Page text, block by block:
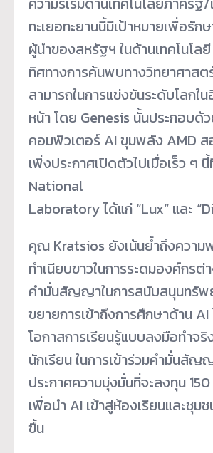
ทะเยอทะยานนี้มีเป้าหมายเพื่อรัก
ผู้นำของสหรัฐฯ ในด้านเทคโนโล
ทิศทางการค้นพบทางวิทยาศาสต
สามารถในการแข่งขันระดับโลกใ
หน้า โดย Genesis นั้นประกอบด้
คอมพิวเตอร์ AI ขุมพลัง AMD ส
เพิ่งประกาศเปิดตัวไปเมื่อเร็ว ๆ
National
Laboratory ได้แก่ “Lux” และ
คุณ Kratsios ยังเน้นย้ำถึงความ
ทำเนียบขาวในการระดมองค์กรต่
คำมั่นสัญญาในการสนับสนุนทรัพ
ขยายการเข้าถึงการศึกษาด้าน AI
โอกาสการเรียนรู้แบบลงมือทำจริ
นักเรียน ในการเข้าร่วมคำมั่นสัญ
ประกาศความมุ่งมั่นที่จะลงทุน
เพื่อนำ AI เข้าสู่ห้องเรียนและชุม
ขึ้น